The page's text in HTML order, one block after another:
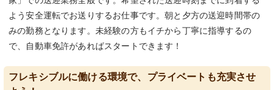
よう安全運転でお送りするお仕事です。朝と夕方の送迎時間帯の
みの勤務となります。未経験の方もイチから丁寧に指導するの
で、自動車免許があればスタートできます！
フレキシブルに働ける環境で、プライベートも充実させ